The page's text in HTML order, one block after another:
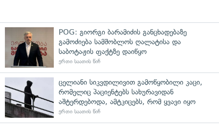
POG: გიორგი ბარამიძის განცხადებაზე
გამოძიება სამშობლოს ღალატისა და
საბოტაჟის ფაქტზე დაიწყო
ერთი საათის წინ
ცელიანი სიკვდილივით გამოწყობილი კაცი,
რომელიც პაციენტებს სახურავიდან
აშტერდებოდა, ამტკიცებს, რომ ყვავი იყო
ერთი საათის წინ